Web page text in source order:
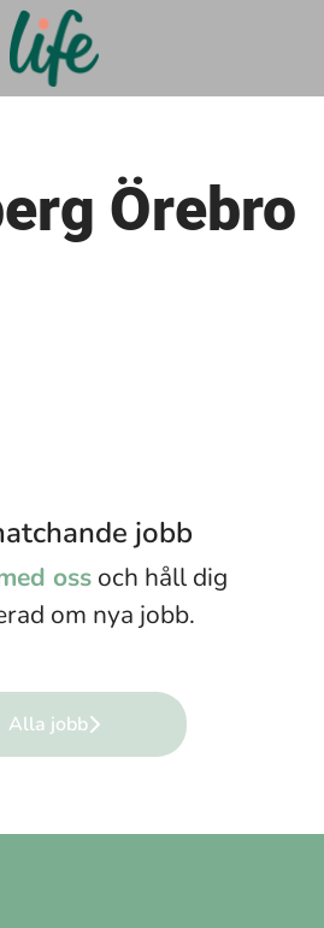
Örebro
jobb
oss och håll dig
om nya jobb.
Alla jobb